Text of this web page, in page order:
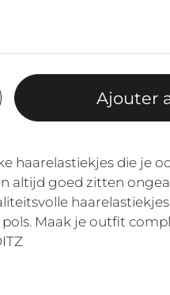
Ajouter
haarelastiekjes die je
altijd goed zitten
Maak je outfit